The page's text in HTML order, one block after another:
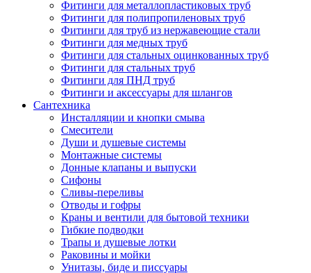
Фитинги для металлопластиковых труб
Фитинги для полипропиленовых труб
Фитинги для труб из нержавеющие стали
Фитинги для медных труб
Фитинги для стальных оцинкованных труб
Фитинги для стальных труб
Фитинги для ПНД труб
Фитинги и аксессуары для шлангов
Сантехника
Инсталляции и кнопки смыва
Смесители
Души и душевые системы
Монтажные системы
Донные клапаны и выпуски
Сифоны
Сливы-переливы
Отводы и гофры
Краны и вентили для бытовой техники
Гибкие подводки
Трапы и душевые лотки
Раковины и мойки
Унитазы, биде и писсуары